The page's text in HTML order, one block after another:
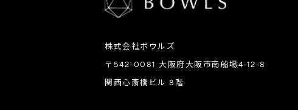
株式会社ボウルズ
〒542-0081 大阪府大阪市南船場4-12-8
関西心斎橋ビル 8階